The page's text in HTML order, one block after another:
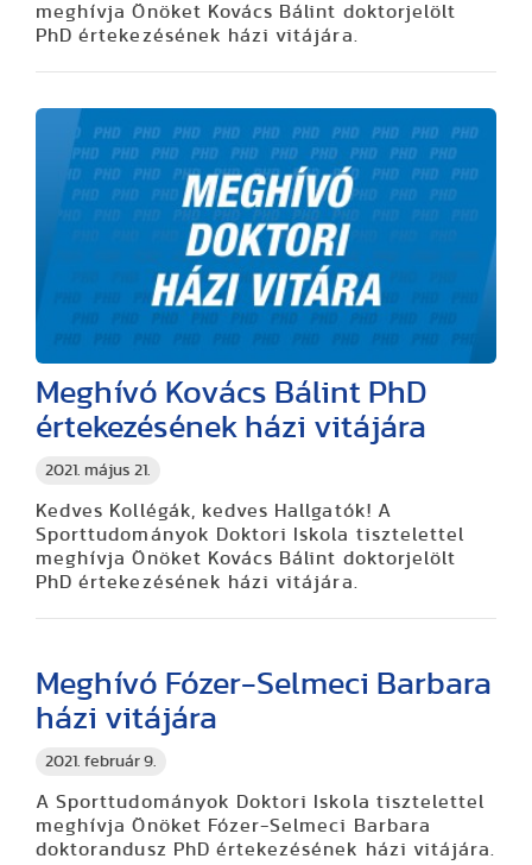
meghívja Önöket Kovács Bálint doktorjelölt
PhD értekezésének házi vitájára.
2021. május 21.
Meghívó Kovács Bálint PhD
értekezésének házi vitájára
Kedves Kollégák, kedves Hallgatók! A
Sporttudományok Doktori Iskola tisztelettel
meghívja Önöket Kovács Bálint doktorjelölt
PhD értekezésének házi vitájára.
2021. február 9.
Meghívó Fózer-Selmeci Barbara
házi vitájára
A Sporttudományok Doktori Iskola tisztelettel
meghívja Önöket Fózer-Selmeci Barbara
doktorandusz PhD értekezésének házi vitájára.